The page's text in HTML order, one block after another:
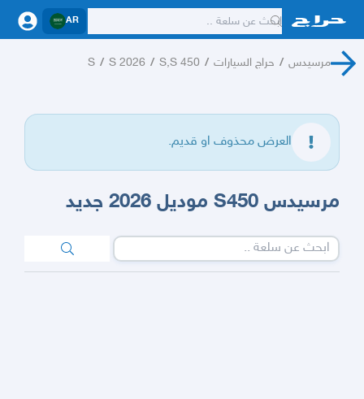
AR
مرسيدس / حراج السيارات /
S,S 450
/
S 2026
/
S
العرض محذوف او قديم.
مرسيدس S450 موديل 2026 جديد